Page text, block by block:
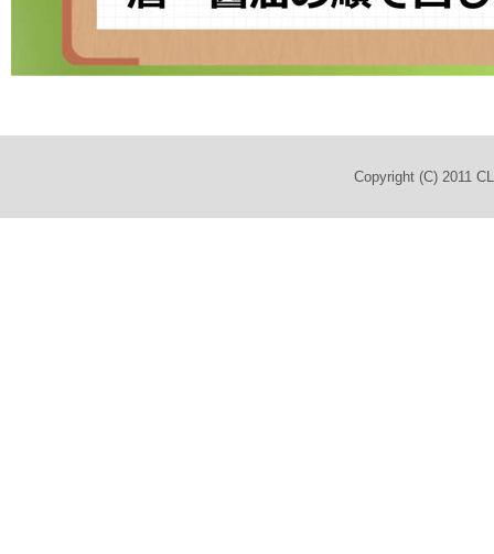
Copyright (C) 2011